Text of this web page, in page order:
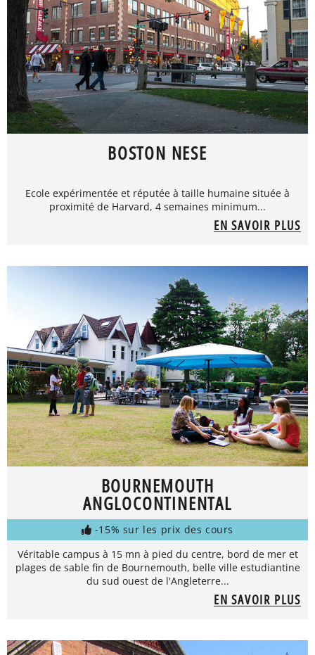
BOSTON NESE
Ecole expérimentée et réputée à taille humaine située à
proximité de Harvard, 4 semaines minimum...
EN SAVOIR PLUS
BOURNEMOUTH
ANGLOCONTINENTAL
-15% sur les prix des cours
Véritable campus à 15 mn à pied du centre, bord de mer et
plages de sable fin de Bournemouth, belle ville estudiantine
du sud ouest de l'Angleterre...
EN SAVOIR PLUS